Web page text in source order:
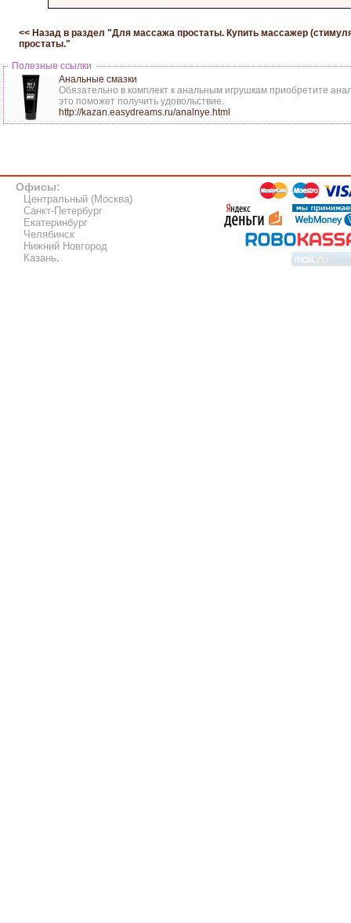
<< Назад в раздел "Для массажа простаты. Купить массажер
простаты."
Полезные ссылки
Анальные смазки
Обязательно в комплект к анальным игрушкам приобретите
это поможет получить удовольствие.
http://kazan.easydreams.ru/analnye.html
Офисы:
Центральный (Москва)
Санкт-Петербург
Екатеринбург
Челябинск
Нижний Новгород
Казань.